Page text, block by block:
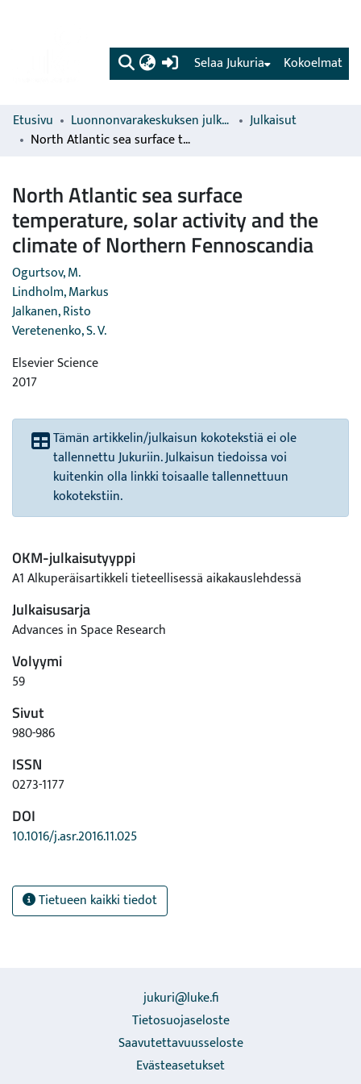
(current) Kokoelmat
Selaa Jukuria
Etusivu Luonnonvarakeskuksen julkaisut
Julkaisut
North Atlantic sea surface temperature, solar activity and the climate of Northern Fennoscandia
North Atlantic sea surface
temperature, solar activity and the
climate of Northern Fennoscandia
Ogurtsov, M.
Lindholm, Markus
Jalkanen, Risto
Veretenenko, S. V.
Elsevier Science
2017
Tämän artikkelin/julkaisun kokotekstiä ei ole
tallennettu Jukuriin. Julkaisun tiedoissa voi
kuitenkin olla linkki toisaalle tallennettuun
kokotekstiin.
OKM-julkaisutyyppi
A1 Alkuperäisartikkeli tieteellisessä aikakauslehdessä
Julkaisusarja
Advances in Space Research
Volyymi
59
Sivut
980-986
ISSN
0273-1177
DOI
10.1016/j.asr.2016.11.025
Tietueen kaikki tiedot
jukuri@luke.fi
Tietosuojaseloste
Saavutettavuusseloste
Evästeasetukset